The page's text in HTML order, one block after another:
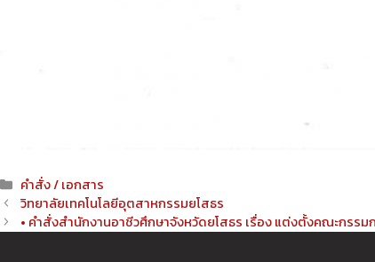
Categories
คำสั่ง / เอกสาร
Post
navigation
วิทยาลัยเทคโนโลยีอุตสาหกรรมยโสธร
• คำสั่งสำนักงานอาชีวศึกษาจังหวัดยโสธร เรื่อง แต่งตั้งคณะกรร